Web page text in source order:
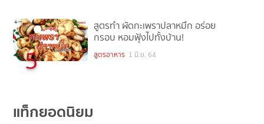
5
สูตรทำ ผัดกะเพราปลาหมึก อร่อย
กรอบ หอมฟุ้งไปทั้งบ้าน!
สูตรอาหาร 1 มิ.ย. 64
แท็กยอดนิยม